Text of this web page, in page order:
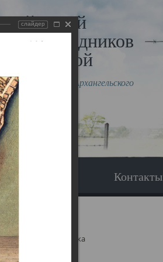
музей
и исповедников
митрополита Архангельского
Даниила
ответ Контакты
собор Архангельска
слайдер